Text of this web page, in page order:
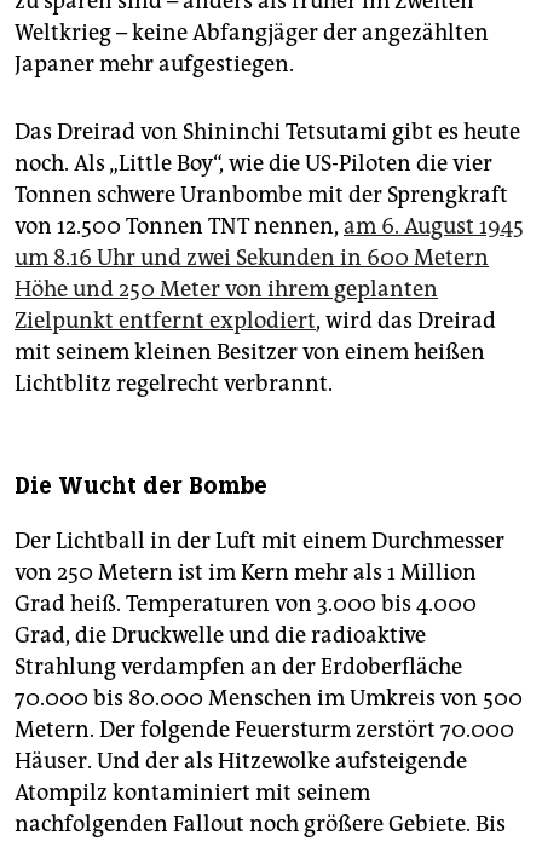
Weltkrieg – keine Abfangjäger der angezählten
Japaner mehr aufgestiegen.
Das Dreirad von Shininchi Tetsutami gibt es heute
noch. Als „Little Boy“, wie die US-Piloten die vier
Tonnen schwere Uranbombe mit der Sprengkraft
von 12.500 Tonnen TNT nennen, am 6. August 1945
um 8.16 Uhr und zwei Sekunden in 600 Metern
Höhe und 250 Meter von ihrem geplanten
Zielpunkt entfernt explodiert, wird das Dreirad
mit seinem kleinen Besitzer von einem heißen
Lichtblitz regelrecht verbrannt.
Die Wucht der Bombe
Der Lichtball in der Luft mit einem Durchmesser
von 250 Metern ist im Kern mehr als 1 Million
Grad heiß. Temperaturen von 3.000 bis 4.000
Grad, die Druckwelle und die radioaktive
Strahlung verdampfen an der Erdoberfläche
70.000 bis 80.000 Menschen im Umkreis von 500
Metern. Der folgende Feuersturm zerstört 70.000
Häuser. Und der als Hitzewolke aufsteigende
Atompilz kontaminiert mit seinem
nachfolgenden Fallout noch größere Gebiete. Bis